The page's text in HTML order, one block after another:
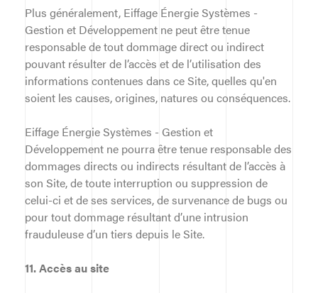
Plus généralement, Eiffage Énergie Systèmes -
Gestion et Développement ne peut être tenue
responsable de tout dommage direct ou indirect
pouvant résulter de l’accès et de l’utilisation des
informations contenues dans ce Site, quelles qu'en
soient les causes, origines, natures ou conséquences.
Eiffage Énergie Systèmes - Gestion et
Développement ne pourra être tenue responsable des
dommages directs ou indirects résultant de l’accès à
son Site, de toute interruption ou suppression de
celui-ci et de ses services, de survenance de bugs ou
pour tout dommage résultant d’une intrusion
frauduleuse d’un tiers depuis le Site.
11. Accès au site